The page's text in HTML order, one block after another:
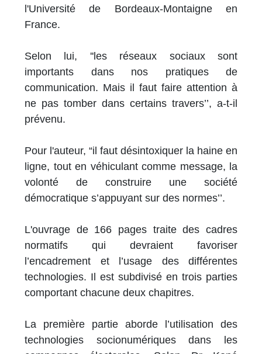
l'Université de Bordeaux-Montaigne en
France.
Selon lui, ''les réseaux sociaux sont
importants dans nos pratiques de
communication. Mais il faut faire attention à
ne pas tomber dans certains travers’’, a-t-il
prévenu.
Pour l'auteur, “il faut désintoxiquer la haine en
ligne, tout en véhiculant comme message, la
volonté de construire une société
démocratique s’appuyant sur des normes’’.
L'ouvrage de 166 pages traite des cadres
normatifs qui devraient favoriser
l’encadrement et l’usage des différentes
technologies. Il est subdivisé en trois parties
comportant chacune deux chapitres.
La première partie aborde l’utilisation des
technologies socionumériques dans les